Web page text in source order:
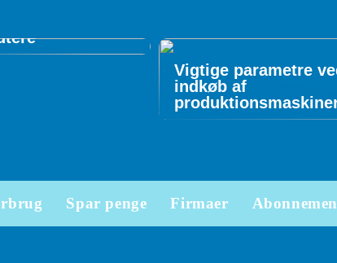
Vigtige parametre
indkøb af
Spar penge Firmaer